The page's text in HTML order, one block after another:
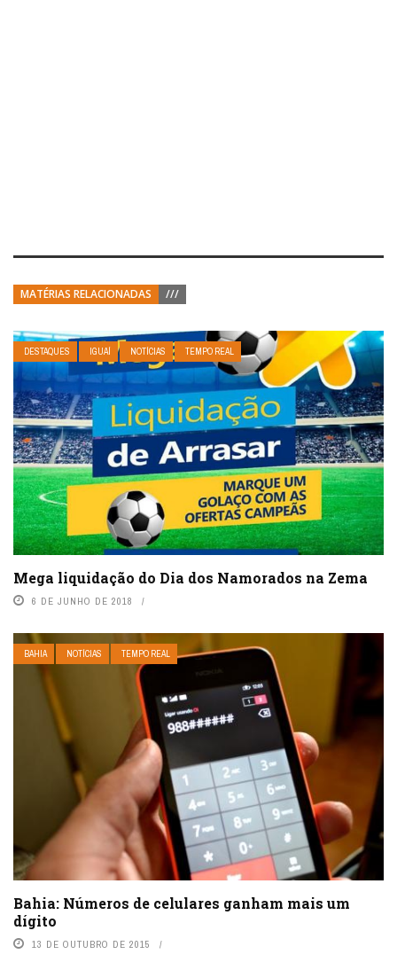
MATÉRIAS RELACIONADAS ///
DESTAQUES IGUAÍ NOTÍCIAS TEMPO REAL
Mega liquidação do Dia dos Namorados na Zema
6 DE JUNHO DE 2018
BAHIA NOTÍCIAS TEMPO REAL
Bahia: Números de celulares ganham mais um
dígito
13 DE OUTUBRO DE 2015